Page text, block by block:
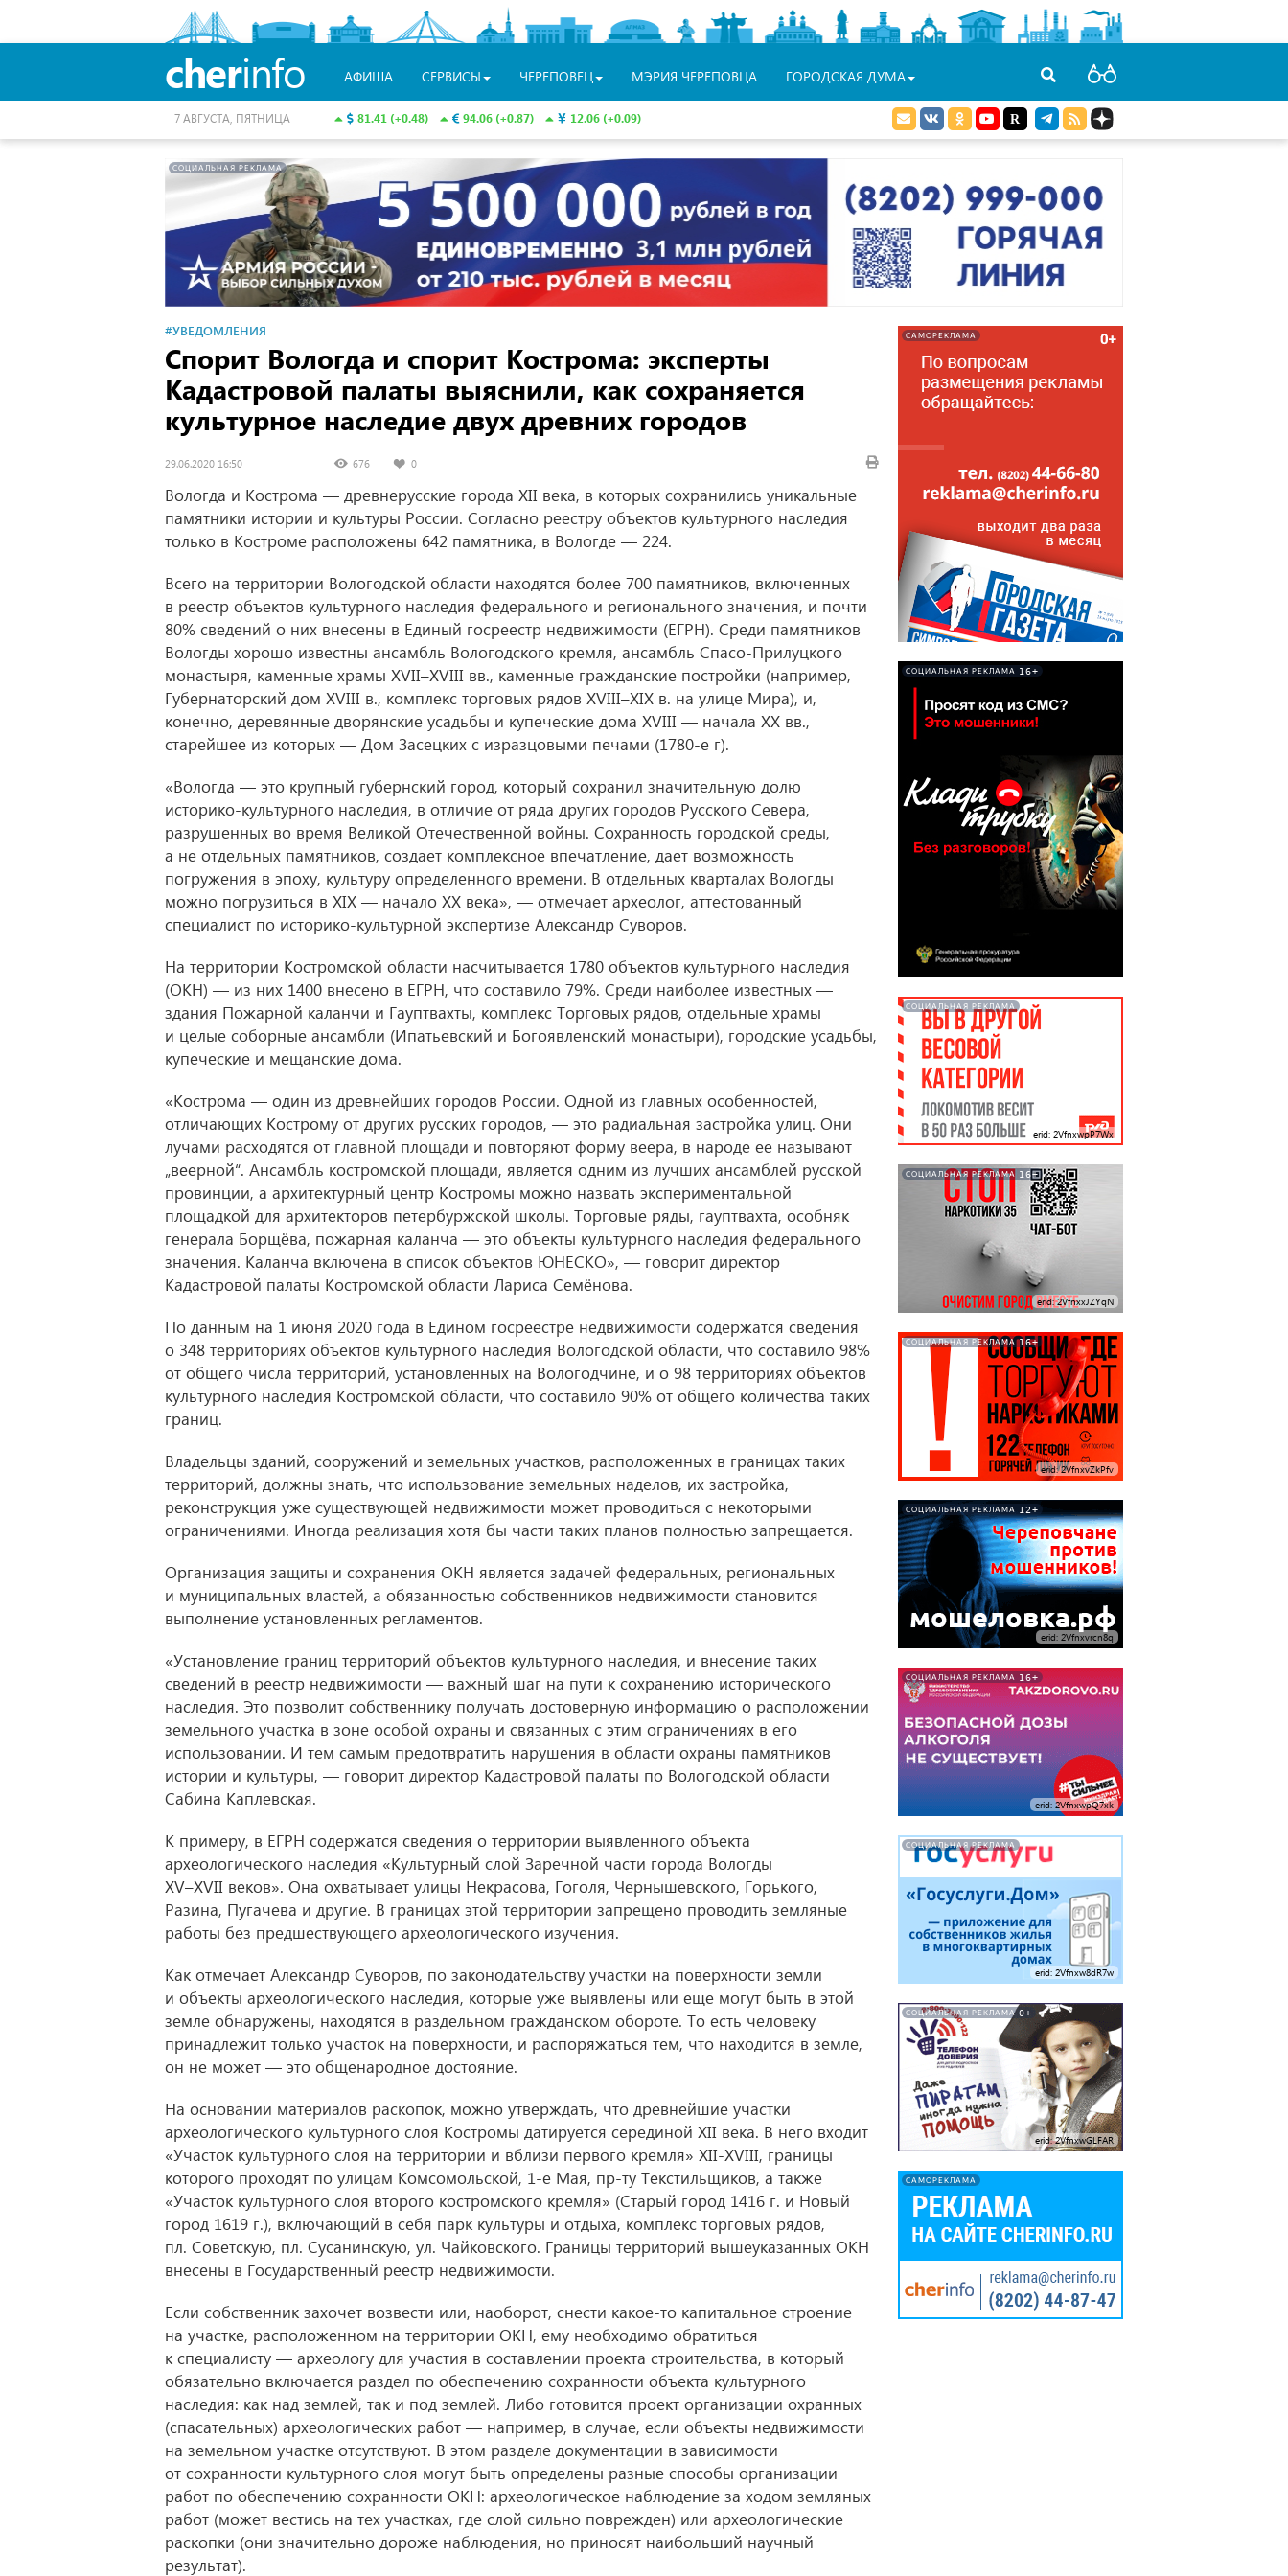
cherinfo АФИША СЕРВИСЫ ЧЕРЕПОВЕЦ МЭРИЯ ЧЕРЕПОВЦА ГОРОДСКАЯ ДУМА
81.41 (+0.48) 94.06 (+0.87) 12.06 (+0.09)
7 АВГУСТА, ПЯТНИЦА
СОЦИАЛЬНАЯ РЕКЛАМА
#УВЕДОМЛЕНИЯ
Спорит Вологда и спорит Кострома: эксперты
Кадастровой палаты выяснили, как сохраняется
культурное наследие двух древних городов
29.06.2020 16:50 676 0
Вологда и Кострома — древнерусские города XII века, в которых сохранились уникальные
памятники истории и культуры России. Согласно реестру объектов культурного наследия
только в Костроме расположены 642 памятника, в Вологде — 224.
Всего на территории Вологодской области находятся более 700 памятников, включенных
в реестр объектов культурного наследия федерального и регионального значения, и почти
80% сведений о них внесены в Единый госреестр недвижимости (ЕГРН). Среди памятников
Вологды хорошо известны ансамбль Вологодского кремля, ансамбль Спасо-Прилуцкого
монастыря, каменные храмы XVII–XVIII вв., каменные гражданские постройки (например,
Губернаторский дом XVIII в., комплекс торговых рядов XVIII–XIX в. на улице Мира), и,
конечно, деревянные дворянские усадьбы и купеческие дома XVIII — начала XX вв.,
старейшее из которых — Дом Засецких с изразцовыми печами (1780-е г).
«Вологда — это крупный губернский город, который сохранил значительную долю
историко-культурного наследия, в отличие от ряда других городов Русского Севера,
разрушенных во время Великой Отечественной войны. Сохранность городской среды,
а не отдельных памятников, создает комплексное впечатление, дает возможность
погружения в эпоху, культуру определенного времени. В отдельных кварталах Вологды
можно погрузиться в XIX — начало XX века», — отмечает археолог, аттестованный
специалист по историко-культурной экспертизе Александр Суворов.
На территории Костромской области насчитывается 1780 объектов культурного наследия
(ОКН) — из них 1400 внесено в ЕГРН, что составило 79%. Среди наиболее известных —
здания Пожарной каланчи и Гауптвахты, комплекс Торговых рядов, отдельные храмы
и целые соборные ансамбли (Ипатьевский и Богоявленский монастыри), городские усадьбы,
купеческие и мещанские дома.
«Кострома — один из древнейших городов России. Одной из главных особенностей,
отличающих Кострому от других русских городов, — это радиальная застройка улиц. Они
лучами расходятся от главной площади и повторяют форму веера, в народе ее называют
„веерной“. Ансамбль костромской площади, является одним из лучших ансамблей русской
провинции, а архитектурный центр Костромы можно назвать экспериментальной
площадкой для архитекторов петербуржской школы. Торговые ряды, гауптвахта, особняк
генерала Борщёва, пожарная каланча — это объекты культурного наследия федерального
значения. Каланча включена в список объектов ЮНЕСКО», — говорит директор
Кадастровой палаты Костромской области Лариса Семёнова.
По данным на 1 июня 2020 года в Едином госреестре недвижимости содержатся сведения
о 348 территориях объектов культурного наследия Вологодской области, что составило 98%
от общего числа территорий, установленных на Вологодчине, и о 98 территориях объектов
культурного наследия Костромской области, что составило 90% от общего количества таких
границ.
Владельцы зданий, сооружений и земельных участков, расположенных в границах таких
территорий, должны знать, что использование земельных наделов, их застройка,
реконструкция уже существующей недвижимости может проводиться с некоторыми
ограничениями. Иногда реализация хотя бы части таких планов полностью запрещается.
Организация защиты и сохранения ОКН является задачей федеральных, региональных
и муниципальных властей, а обязанностью собственников недвижимости становится
выполнение установленных регламентов.
«Установление границ территорий объектов культурного наследия, и внесение таких
сведений в реестр недвижимости — важный шаг на пути к сохранению исторического
наследия. Это позволит собственнику получать достоверную информацию о расположении
земельного участка в зоне особой охраны и связанных с этим ограничениях в его
использовании. И тем самым предотвратить нарушения в области охраны памятников
истории и культуры, — говорит директор Кадастровой палаты по Вологодской области
Сабина Каплевская.
К примеру, в ЕГРН содержатся сведения о территории выявленного объекта
археологического наследия «Культурный слой Заречной части города Вологды
XV–XVII веков». Она охватывает улицы Некрасова, Гоголя, Чернышевского, Горького,
Разина, Пугачева и другие. В границах этой территории запрещено проводить земляные
работы без предшествующего археологического изучения.
Как отмечает Александр Суворов, по законодательству участки на поверхности земли
и объекты археологического наследия, которые уже выявлены или еще могут быть в этой
земле обнаружены, находятся в раздельном гражданском обороте. То есть человеку
принадлежит только участок на поверхности, и распоряжаться тем, что находится в земле,
он не может — это общенародное достояние.
На основании материалов раскопок, можно утверждать, что древнейшие участки
археологического культурного слоя Костромы датируется серединой XII века. В него входит
«Участок культурного слоя на территории и вблизи первого кремля» XII-XVIII, границы
которого проходят по улицам Комсомольской, 1-е Мая, пр-ту Текстильщиков, а также
«Участок культурного слоя второго костромского кремля» (Старый город 1416 г. и Новый
город 1619 г.), включающий в себя парк культуры и отдыха, комплекс торговых рядов,
пл. Советскую, пл. Сусанинскую, ул. Чайковского. Границы территорий вышеуказанных ОКН
внесены в Государственный реестр недвижимости.
Если собственник захочет возвести или, наоборот, снести какое-то капитальное строение
на участке, расположенном на территории ОКН, ему необходимо обратиться
к специалисту — археологу для участия в составлении проекта строительства, в который
обязательно включается раздел по обеспечению сохранности объекта культурного
наследия: как над землей, так и под землей. Либо готовится проект организации охранных
(спасательных) археологических работ — например, в случае, если объекты недвижимости
на земельном участке отсутствуют. В этом разделе документации в зависимости
от сохранности культурного слоя могут быть определены разные способы организации
работ по обеспечению сохранности ОКН: археологическое наблюдение за ходом земляных
работ (может вестись на тех участках, где слой сильно поврежден) или археологические
раскопки (они значительно дороже наблюдения, но приносят наибольший научный
результат).
САМОРЕКЛАМА
СОЦИАЛЬНАЯ РЕКЛАМА 16+
СОЦИАЛЬНАЯ РЕКЛАМА
erid: 2VfnxwpP7Wx
СОЦИАЛЬНАЯ РЕКЛАМА 16+
erid: 2VfnxxJZYqN
СОЦИАЛЬНАЯ РЕКЛАМА 16+
erid: 2VfnxvZkPfv
СОЦИАЛЬНАЯ РЕКЛАМА 12+
erid: 2Vfnxvrcn8q
СОЦИАЛЬНАЯ РЕКЛАМА 16+
erid: 2VfnxwpQ7xk
СОЦИАЛЬНАЯ РЕКЛАМА
erid: 2Vfnxw8dR7w
СОЦИАЛЬНАЯ РЕКЛАМА 0+
erid: 2VfnxwGLFAR
САМОРЕКЛАМА